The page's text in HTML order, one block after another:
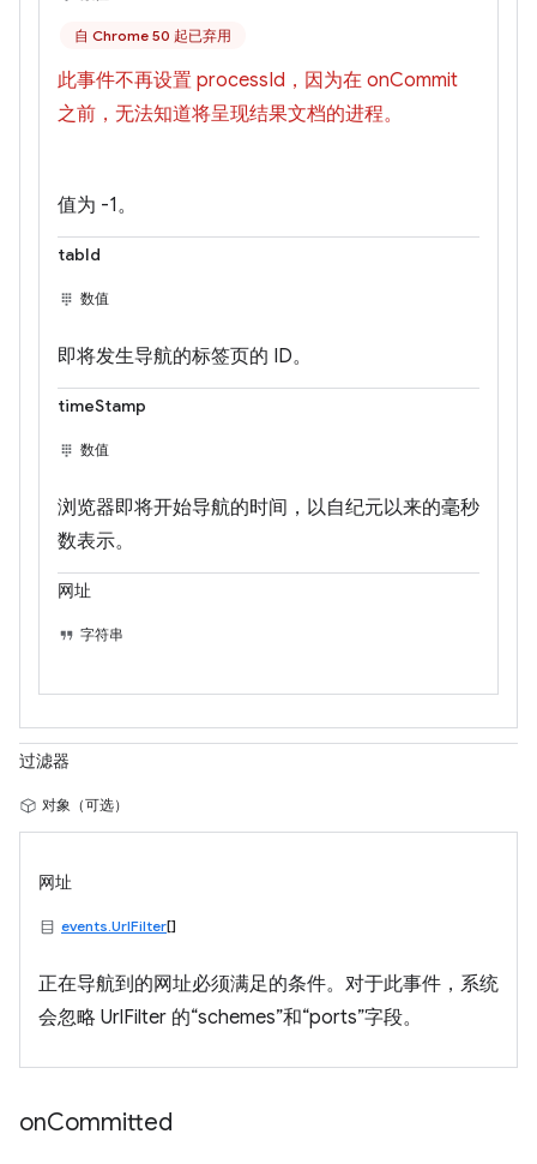
自 Chrome 50 起已弃用
此事件不再设置 processId，因为在 onCommit
之前，无法知道将呈现结果文档的进程。
值为 -1。
tabId
数值
即将发生导航的标签页的 ID。
timeStamp
数值
浏览器即将开始导航的时间，以自纪元以来的毫秒
数表示。
网址
字符串
过滤器
对象（可选）
网址
events.UrlFilter[]
正在导航到的网址必须满足的条件。对于此事件，系统
会忽略 UrlFilter 的“schemes”和“ports”字段。
onCommitted